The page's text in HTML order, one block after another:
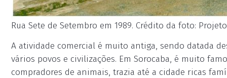
Rua Sete de Setembro em 1989. Crédito da foto:
A atividade comercial é muito antiga, sendo datada
vários povos e civilizações. Em Sorocaba, é muito
compradores de animais, trazia até a cidade ricas